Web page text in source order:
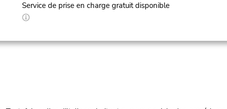
Service de prise en charge gratuit disponible